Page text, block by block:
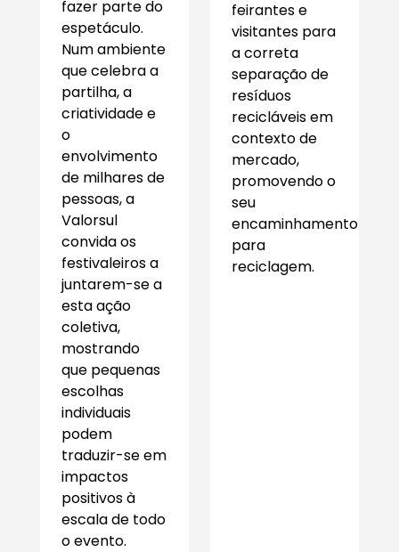
fazer parte do
espetáculo.
Num ambiente
que celebra a
partilha, a
criatividade e
o
envolvimento
de milhares de
pessoas, a
Valorsul
convida os
festivaleiros a
juntarem-se a
esta ação
coletiva,
mostrando
que pequenas
escolhas
individuais
podem
traduzir-se em
impactos
positivos à
escala de todo
o evento.
feirantes e
visitantes para
a correta
separação de
resíduos
recicláveis em
contexto de
mercado,
promovendo o
seu
encaminhamento
para
reciclagem.